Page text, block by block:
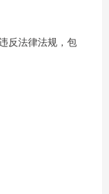
反法律法规，包